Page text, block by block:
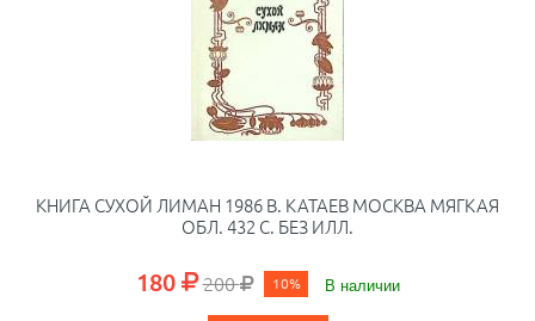
КНИГА СУХОЙ ЛИМАН 1986 В. КАТАЕВ МОСКВА МЯГКАЯ
ОБЛ. 432 С. БЕЗ ИЛЛ.
180 200 10% В наличии